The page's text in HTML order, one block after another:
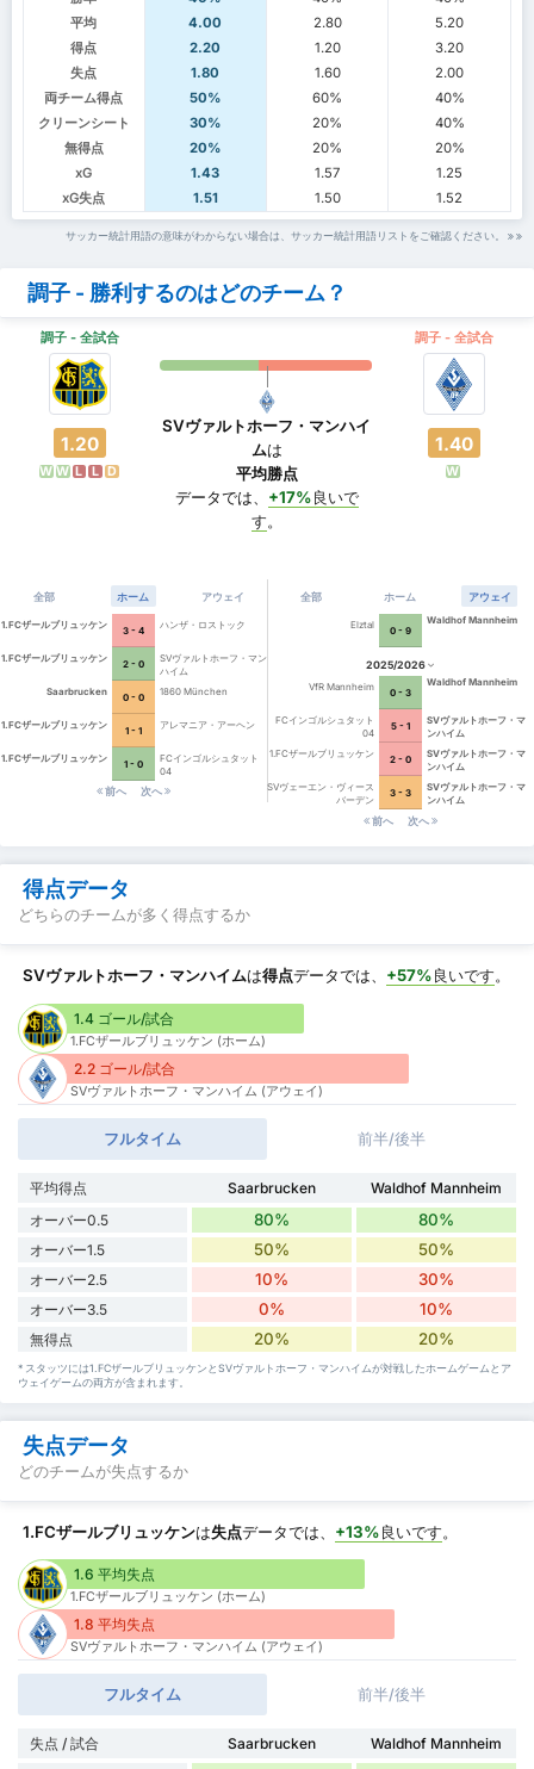
平均
4.00 2.80
5.20
得点
2.20 1.20
3.20
失点
1.80 1.60
2.00
両チーム得点
50% 60%
40%
クリーンシート
30% 20%
40%
無得点
20% 20%
20%
xG
1.43 1.57
1.25
xG失点
1.51 1.50 1.52
サッカー統計用語の意味がわからない場合は、サッカー統計用語リストをご確認ください。
調子 - 勝利するのはどのチーム？
調子 - 全試合 調子 - 全試合
1.20
W W L L D
SVヴァルトホーフ・マンハイ
ムは
平均勝点
データでは、 +17%良いで
す。
1.40
W
全部 ホーム アウェイ
1.FCザールブリュッケン
3 - 4
ハンザ・ロストック
1.FCザールブリュッケン
2 - 0
SVヴァルトホーフ・マン
ハイム
Saarbrucken
0 - 0
1860 München
1.FCザールブリュッケン
1 - 1
アレマニア・アーヘン
1.FCザールブリュッケン
1 - 0
FCインゴルシュタット
04
前へ 次へ
全部 ホーム アウェイ
Elztal
0 - 9
Waldhof Mannheim
2025/2026
VfR Mannheim
0 - 3
Waldhof Mannheim
FCインゴルシュタット
04
5 - 1
SVヴァルトホーフ・マ
ンハイム
1.FCザールブリュッケン
2 - 0
SVヴァルトホーフ・マ
ンハイム
SVヴェーエン・ヴィース
バーデン
3 - 3
SVヴァルトホーフ・マ
ンハイム
前へ 次へ
得点データ
どちらのチームが多く得点するか
SVヴァルトホーフ・マンハイムは得点データでは、 +57%良いです。
1.4 ゴール/試合
1.FCザールブリュッケン (ホーム)
2.2 ゴール/試合
SVヴァルトホーフ・マンハイム (アウェイ)
フルタイム 前半/後半
平均得点 Saarbrucken
Waldhof Mannheim
オーバー0.5
80% 80%
オーバー1.5 50% 50%
オーバー2.5 10% 30%
オーバー3.5 0% 10%
無得点 20% 20%
* スタッツには1.FCザールブリュッケンとSVヴァルトホーフ・マンハイムが対戦したホームゲームとア
ウェイゲームの両方が含まれます。
失点データ
どのチームが失点するか
1.FCザールブリュッケンは失点データでは、 +13%良いです。
1.6 平均失点
1.FCザールブリュッケン (ホーム)
1.8 平均失点
SVヴァルトホーフ・マンハイム (アウェイ)
フルタイム 前半/後半
失点 / 試合 Saarbrucken
Waldhof Mannheim